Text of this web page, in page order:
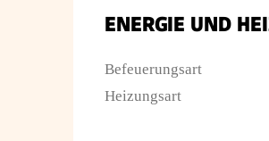
ENERGIE UND
Befeuerungsart
Heizungsart